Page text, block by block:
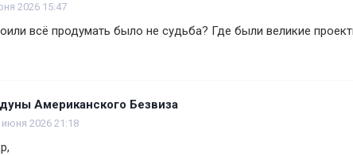
2026 15:47
всё продумать было не судьба? Где были великие
Американского Безвиза
июня 2026 21:18